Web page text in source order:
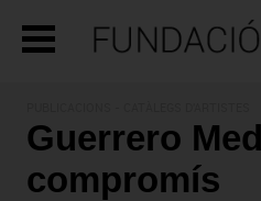
Guerrero
compromís